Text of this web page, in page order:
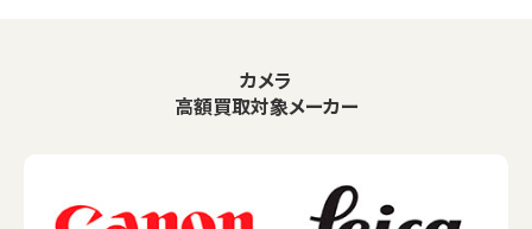
カメラ
高額買取対象メーカー